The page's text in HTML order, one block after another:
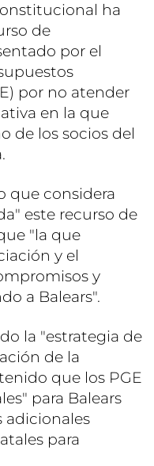
ha
de
por el
por no atender
en la que
de los socios del
que considera
este recurso de
"la que
y el
y
a Balears".
la "estrategia de
de la
que los PGE
para Balears
adicionales
para